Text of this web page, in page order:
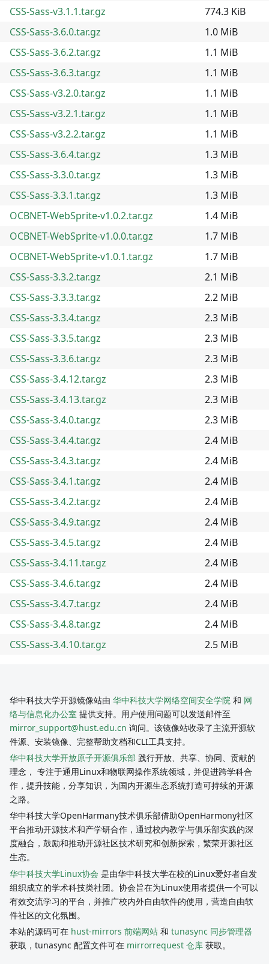
CSS-Sass-v3.1.1.tar.gz
774.3 KiB
CSS-Sass-3.6.0.tar.gz
1.0 MiB
CSS-Sass-3.6.2.tar.gz
1.1 MiB
CSS-Sass-3.6.3.tar.gz
1.1 MiB
CSS-Sass-v3.2.0.tar.gz
1.1 MiB
CSS-Sass-v3.2.1.tar.gz
1.1 MiB
CSS-Sass-v3.2.2.tar.gz
1.1 MiB
CSS-Sass-3.6.4.tar.gz
1.3 MiB
CSS-Sass-3.3.0.tar.gz
1.3 MiB
CSS-Sass-3.3.1.tar.gz
1.3 MiB
OCBNET-WebSprite-v1.0.2.tar.gz
1.4 MiB
OCBNET-WebSprite-v1.0.0.tar.gz
1.7 MiB
OCBNET-WebSprite-v1.0.1.tar.gz
1.7 MiB
CSS-Sass-3.3.2.tar.gz
2.1 MiB
CSS-Sass-3.3.3.tar.gz
2.2 MiB
CSS-Sass-3.3.4.tar.gz
2.3 MiB
CSS-Sass-3.3.5.tar.gz
2.3 MiB
CSS-Sass-3.3.6.tar.gz
2.3 MiB
CSS-Sass-3.4.12.tar.gz
2.3 MiB
CSS-Sass-3.4.13.tar.gz
2.3 MiB
CSS-Sass-3.4.0.tar.gz
2.3 MiB
CSS-Sass-3.4.4.tar.gz
2.4 MiB
CSS-Sass-3.4.3.tar.gz
2.4 MiB
CSS-Sass-3.4.1.tar.gz
2.4 MiB
CSS-Sass-3.4.2.tar.gz
2.4 MiB
CSS-Sass-3.4.9.tar.gz
2.4 MiB
CSS-Sass-3.4.5.tar.gz
2.4 MiB
CSS-Sass-3.4.11.tar.gz
2.4 MiB
CSS-Sass-3.4.6.tar.gz
2.4 MiB
CSS-Sass-3.4.7.tar.gz
2.4 MiB
CSS-Sass-3.4.8.tar.gz
2.4 MiB
CSS-Sass-3.4.10.tar.gz
2.5 MiB
华中科技大学开源镜像站由 华中科技大学网络空间安全学院 和 网
络与信息化办公室 提供支持。用户使用问题可以发送邮件至
mirror_support@hust.edu.cn 询问。该镜像站收录了主流开源软
件源、安装镜像、完整帮助文档和CLI工具支持。
华中科技大学开放原子开源俱乐部 践行开放、共享、协同、贡献的
理念， 专注于通用Linux和物联网操作系统领域，并促进跨学科合
作，提升技能，分享知识，为国内开源生态系统打造可持续的开源
之路。
华中科技大学OpenHarmany技术俱乐部借助OpenHarmony社区
平台推动开源技术和产学研合作，通过校内教学与俱乐部实践的深
度融合，鼓励和推动开源社区技术研究和创新探索，繁荣开源社区
生态。
华中科技大学Linux协会 是由华中科技大学在校的Linux爱好者自发
组织成立的学术科技类社团。协会旨在为Linux使用者提供一个可以
有效交流学习的平台，并推广校内外自由软件的使用，营造自由软
件社区的文化氛围。
本站的源码可在 hust-mirrors 前端网站 和 tunasync 同步管理器
获取，tunasync 配置文件可在 mirrorrequest 仓库 获取。